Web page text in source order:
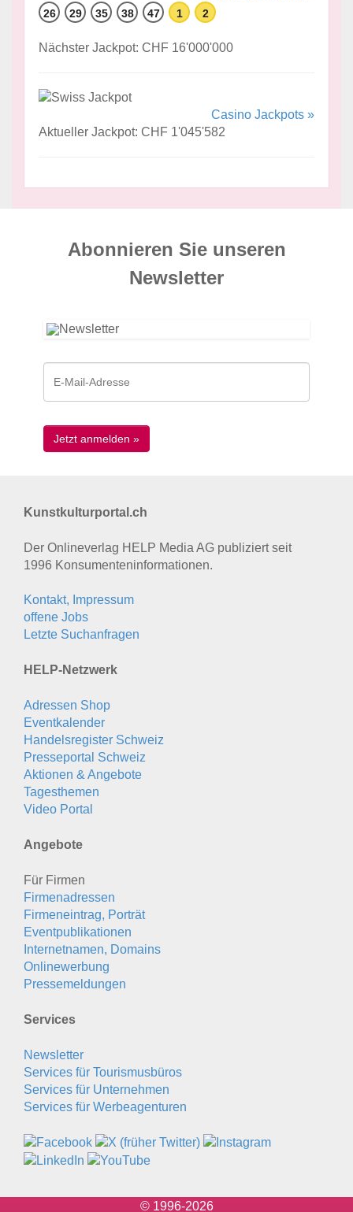
26 29 35 38 47 1 2
Nächster Jackpot: CHF 16'000'000
Casino Jackpots »
Aktueller Jackpot: CHF 1'045'582
Abonnieren Sie unseren
News­letter
Kunstkulturportal.ch
Der Onlineverlag HELP Media AG publiziert seit
1996 Konsumenten­informationen.
Kontakt, Impressum
offene Jobs
Letzte Suchanfragen
HELP-Netzwerk
Adressen Shop
Eventkalender
Handelsregister Schweiz
Presseportal Schweiz
Aktionen & Angebote
Tagesthemen
Video Portal
Angebote
Für Firmen
Firmenadressen
Firmeneintrag, Porträt
Eventpublikationen
Internetnamen, Domains
Onlinewerbung
Pressemeldungen
Services
Newsletter
Services für Tourismusbüros
Services für Unternehmen
Services für Werbeagenturen
© 1996-2026